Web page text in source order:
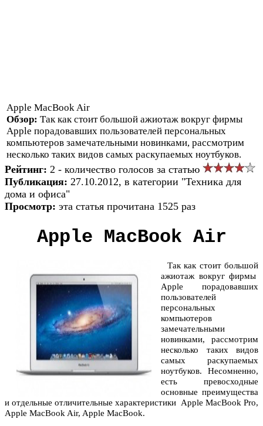
Apple MacBook Air
Обзор: Так как стоит большой ажиотаж вокруг фирмы
Apple порадовавших пользователей персональных
компьютеров замечательными новинками, рассмотрим
несколько таких видов самых раскупаемых ноутбуков.
Рейтинг: 2 - количество голосов за статью
Публикация: 27.10.2012, в категории "Техника для
дома и офиса"
Просмотр: эта статья прочитана 1525 раз
Apple MacBook Air
Так как стоит большой
ажиотаж вокруг фирмы
Apple порадовавших
пользователей
персональных
компьютеров
замечательными
новинками, рассмотрим
несколько таких видов
самых раскупаемых
ноутбуков. Несомненно,
есть превосходные
основные преимущества
и отдельные отличительные характеристики Apple MacBook Pro,
Apple MacBook Air, Apple MacBook.